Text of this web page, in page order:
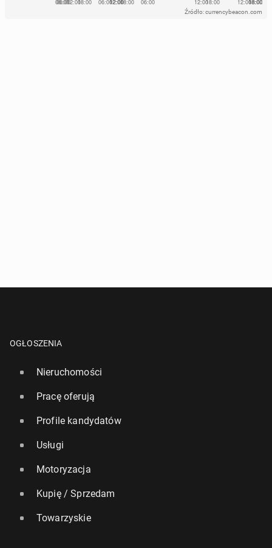
Źródło: currencybeacon.com
OGŁOSZENIA
Nieruchomości
Pracę oferują
Profile kandydatów
Usługi
Motoryzacja
Kupię / Sprzedam
Towarzyskie